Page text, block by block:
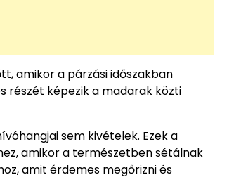
amikor a párzási időszakban
részét képezik a madarak közti
sem kivételek. Ezek a
amikor a természetben sétálnak
amit érdemes megőrizni és